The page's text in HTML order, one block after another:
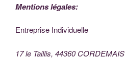
Mentions légales:
Entreprise Individuelle
17 le Taillis, 44360 CORDEMAIS